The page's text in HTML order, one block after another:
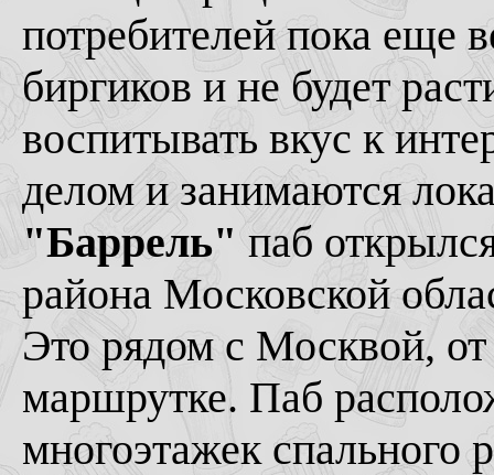
потребителей пока еще
биргиков и не будет
воспитывать вкус к
делом и занимаются
"Баррель"паб
района Московской
Это рядом с Москвой,
маршрутке. Паб
многоэтажек спального